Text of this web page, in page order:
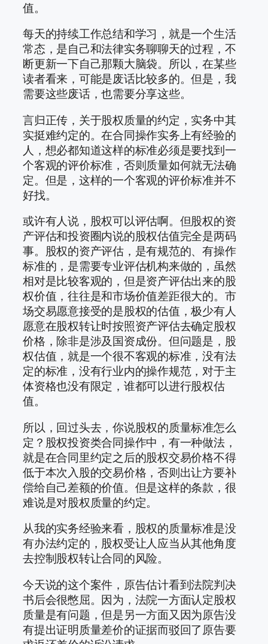
值。
每天的持续工作总结和学习，就是一个生活
常态，是自己和法律实务聊聊天的过程，不
断更新一下自己那颗大脑袋。所以，在某些
读者看来，可能是废话比较多的。但是，我
需要这些废话，也需要分享这些。
言归正传，关于股权质量的约定，实务中其
实挺难约定的。在合同操作实务上有经验的
人，想必都知道这样的标准必须是要找到一
个客观的评价标准，否则质量如何就无法确
定。但是，这样的一个客观的评价标准并不
好找。
或许有人说，股权可以评估啊。但股权的资
产评估和投资圈内说的股权估值完全是两码
事。股权的资产评估，是有规范的、有操作
标准的，是需要专业评估机构来做的，虽然
相对是比较客观的，但是资产评估出来的股
权价值，往往是和市场价值差距很大的。市
场交易愿意接受的是股权的估值，极少有人
愿意在股权转让时按照资产评估去确定股权
价格，除非是涉及国资成份。但问题是，股
权估值，就是一个很不客观的标准，没有法
定的标准，没有行业内的操作规范，对于主
体资格也没有限定，谁都可以进行股权估
值。
所以，回过头去，你说股权的质量标准怎么
定？股权投资类合同操作中，有一种做法，
就是在合同里约定之后的股权交易价格不得
低于本次入股的交易价格，否则出让方要补
偿给自己差额的价值。但是这样的条款，很
难说是对股权质量的约定。
从我的实务经验来看，股权的质量标准是没
有办法约定的，股权受让人应当从其他角度
去控制股权转让合同的风险。
今天说的这个案件，原告估计看到法院判决
书后会很憋屈。因为，法院一方面认定股权
质量是有问题，但是另一方面又因为原告没
有提出证明质量差价的证据而驳回了原告要